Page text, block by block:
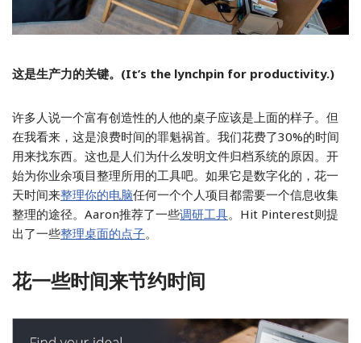
这是生产力的关键。(It’s the lynchpin for productivity.)
许多人说一个富有创造性的人他的桌子应该是上面的样子。但
在我看来，这是浪费时间的罪魁祸首。我们花费了30%的时间
用来找东西。这也是人们为什么发明文件归档系统的原因。开
始为你业余项目整理所用的工具吧。如果它是数字化的，花一
天时间来整理你的电脑任何一个个人项目都需要一个信息收集
整理的途径。Aaron推荐了一些调研工具。Hit Pinterest则提
出了一些整理桌面的点子。
花一些时间来节约时间